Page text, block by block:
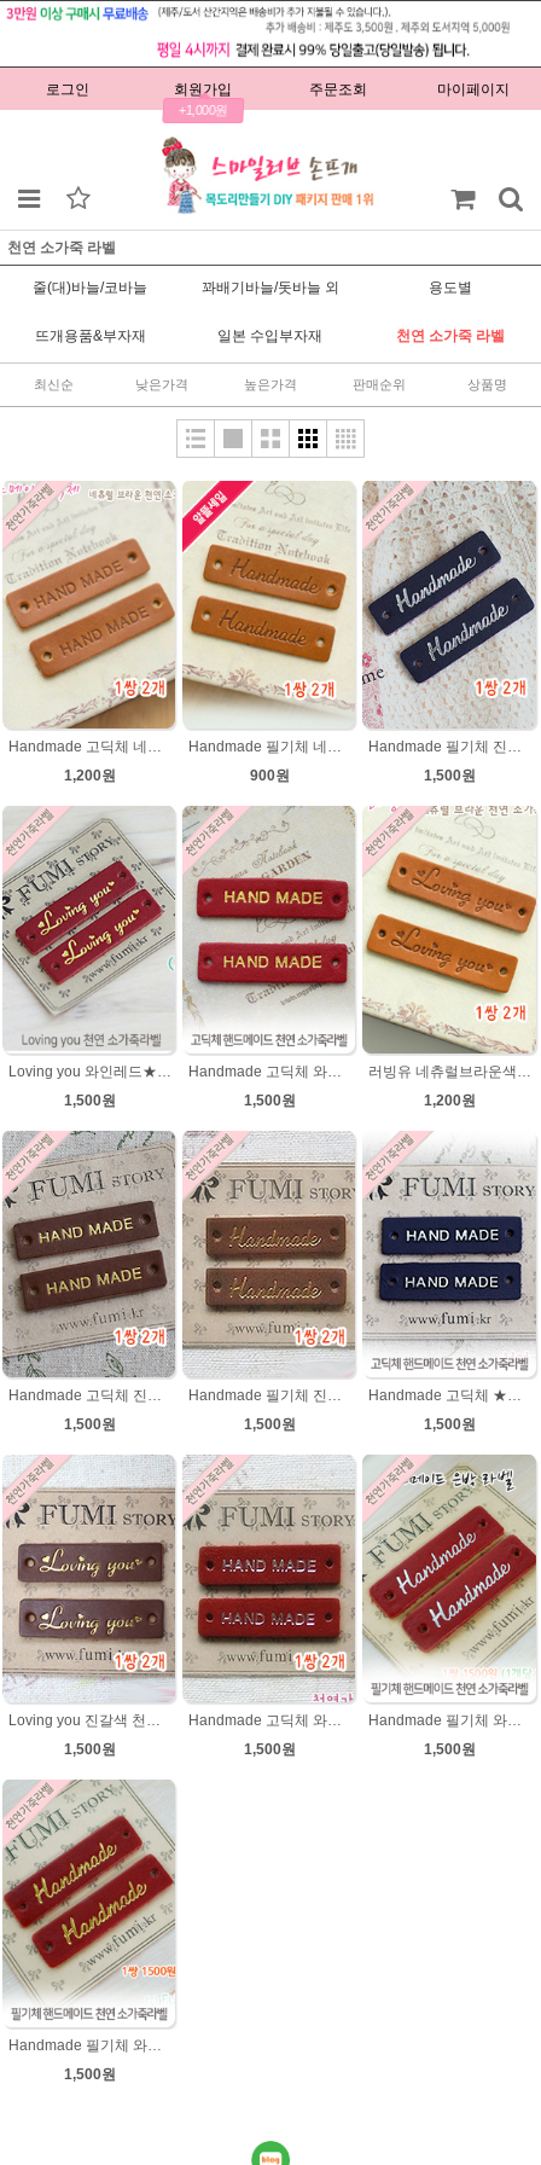
로그인 회원가입
+1,000원
주문조회 마이페이지
천연 소가죽 라벨
줄(대)바늘/코바늘 꽈배기바늘/돗바늘 외 용도별
뜨개용품&부자재 일본 수입부자재 천연 소가죽 라벨
최신순 낮은가격 높은가격 판매순위 상품명
1,200원
900원
1,500원
1,500원
1,500원
1,200원
Handmade 고딕체 진갈색 천연 소가죽라벨 목도리 핸드메이드라벨
1,500원
Handmade 필기체 진갈색 천연 소가죽라벨 목도리 핸드메이드라벨
1,500원
Handmade 고딕체 ★진남색 천연 소가죽라벨 목도리 핸드메이드라벨
1,500원
Loving you 진갈색 천연소가죽라벨 러빙유
1,500원
Handmade 고딕체 와인레드 (은박) 천연소가죽라벨
1,500원
Handmade 필기체 와인레드 ★은박) 천연소가죽라벨
1,500원
Handmade 필기체 와인레드(★금박) 천연소가죽라벨
1,500원